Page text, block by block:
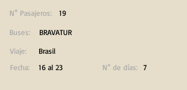
N° Pasajeros:
19
Buses:
BRAVATUR
Viaje:
Brasil
Fecha:
16 al 23 N° de días: 7